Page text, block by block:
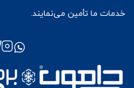
خدمات ما تأمین می‌نمایند.